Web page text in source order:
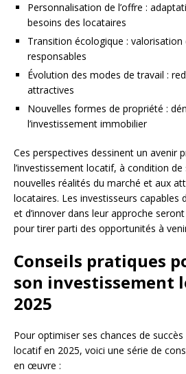
Personnalisation de l’offre :
besoins des locataires
Transition écologique : valorisation
responsables
Évolution des modes de travail :
attractives
Nouvelles formes de propriété :
l’investissement immobilier
Ces perspectives dessinent un avenir
l’investissement locatif, à condition de
nouvelles réalités du marché et aux
locataires. Les investisseurs capables
et d’innover dans leur approche
pour tirer parti des opportunités à
Conseils pratiques
son investissement
2025
Pour optimiser ses chances de succès
locatif en 2025, voici une série de
en œuvre :